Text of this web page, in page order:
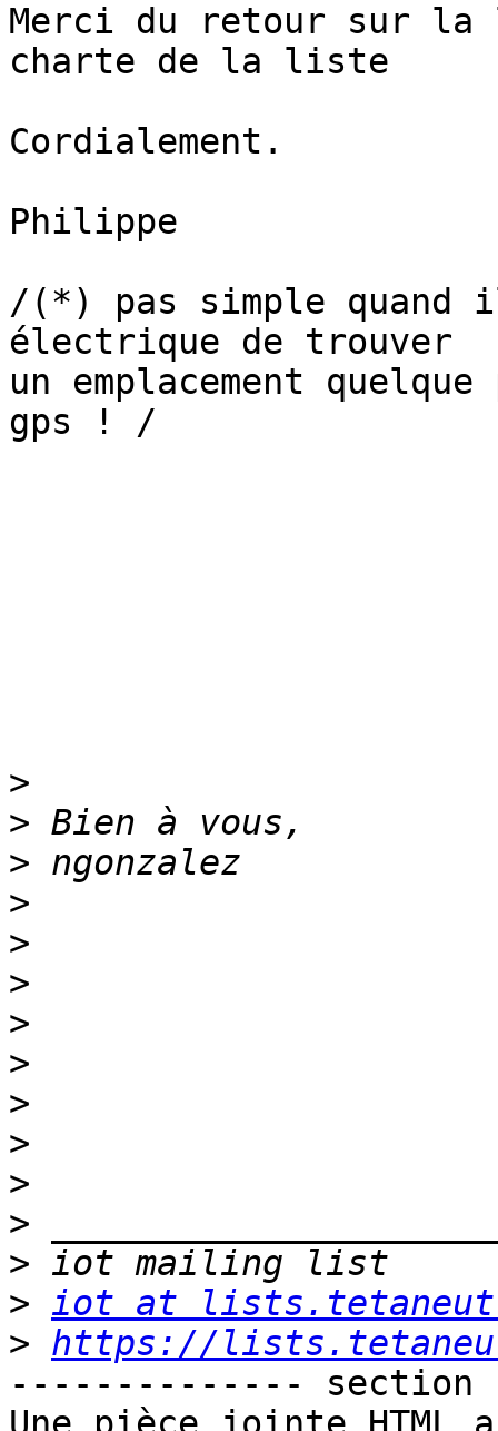
Merci du retour sur
charte de la liste
Cordialement.
Philippe
/(*) pas simple
électrique de trouver
un emplacement
gps ! /
>
>
>
>
>
>
>
>
>
>
>
>
>
> iot at
> https://
-------------- section